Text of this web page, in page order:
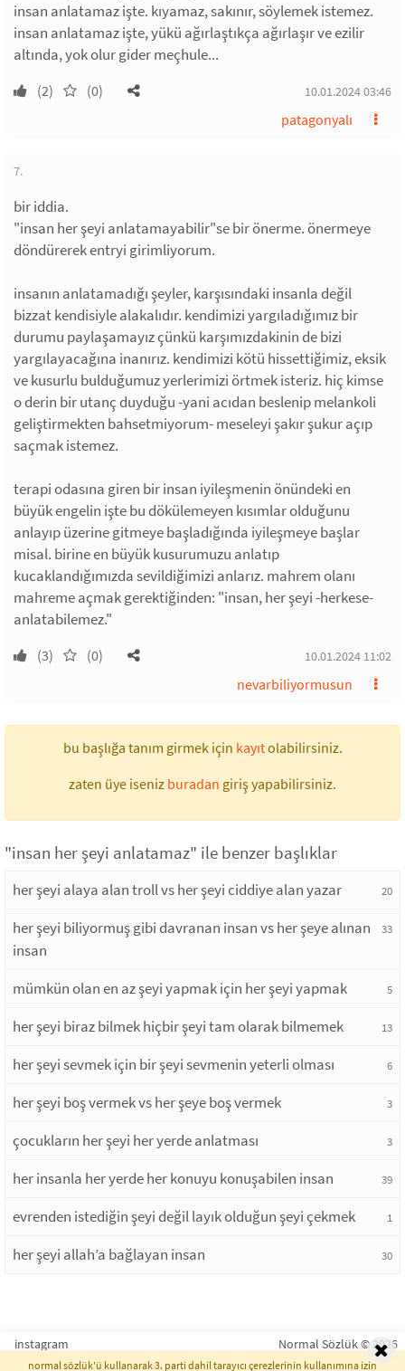
insan anlatamaz işte. kıyamaz, sakınır, söylemek istemez.
insan anlatamaz işte, yükü ağırlaştıkça ağırlaşır ve ezilir
altında, yok olur gider meçhule...
(2) (0) 10.01.2024 03:46
patagonyalı
7.
bir iddia.
"insan her şeyi anlatamayabilir"se bir önerme. önermeye
döndürerek entryi girimliyorum.
insanın anlatamadığı şeyler, karşısındaki insanla değil
bizzat kendisiyle alakalıdır. kendimizi yargıladığımız bir
durumu paylaşamayız çünkü karşımızdakinin de bizi
yargılayacağına inanırız. kendimizi kötü hissettiğimiz, eksik
ve kusurlu bulduğumuz yerlerimizi örtmek isteriz. hiç kimse
o derin bir utanç duyduğu -yani acıdan beslenip melankoli
geliştirmekten bahsetmiyorum- meseleyi şakır şukur açıp
saçmak istemez.
terapi odasına giren bir insan iyileşmenin önündeki en
büyük engelin işte bu dökülemeyen kısımlar olduğunu
anlayıp üzerine gitmeye başladığında iyileşmeye başlar
misal. birine en büyük kusurumuzu anlatıp
kucaklandığımızda sevildiğimizi anlarız. mahrem olanı
mahreme açmak gerektiğinden: "insan, her şeyi -herkese-
anlatabilemez."
(3) (0) 10.01.2024 11:02
nevarbiliyormusun
bu başlığa tanım girmek için kayıtolabilirsiniz.
zaten üye iseniz buradan giriş yapabilirsiniz.
"insan her şeyi anlatamaz" ile benzer başlıklar
her şeyi alaya alan troll vs her şeyi ciddiye alan yazar 20
her şeyi biliyormuş gibi davranan insan vs her şeye alınan
insan
33
mümkün olan en az şeyi yapmak için her şeyi yapmak 5
her şeyi biraz bilmek hiçbir şeyi tam olarak bilmemek 13
her şeyi sevmek için bir şeyi sevmenin yeterli olması 6
her şeyi boş vermek vs her şeye boş vermek 3
çocukların her şeyi her yerde anlatması 3
her insanla her yerde her konuyu konuşabilen insan 39
evrenden istediğin şeyi değil layık olduğun şeyi çekmek 1
her şeyi allah’a bağlayan insan 30
instagram Normal Sözlük © 2026
normal sözlük'ü kullanarak 3. parti dahil tarayıcı çerezlerinin kullanımına izin